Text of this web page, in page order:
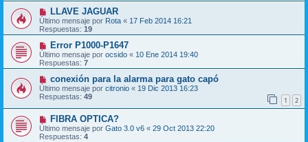
LLAVE JAGUAR
Último mensaje por Rota « 17 Feb 2014 16:21
Respuestas: 19
Error P1000-P1647
Último mensaje por ocsido « 10 Ene 2014 19:40
Respuestas: 7
conexión para la alarma para gato capó
Último mensaje por citronio « 19 Dic 2013 16:23
Respuestas: 49 1 2
FIBRA OPTICA?
Último mensaje por Gato 3.0 v6 « 29 Oct 2013 22:20
Respuestas: 4